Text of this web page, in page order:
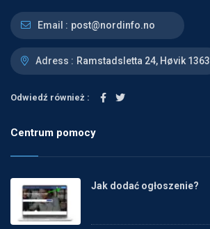
Email : post@nordinfo.no
Adress : Ramstadsletta 24, Høvik 1363
Odwiedź również :
Centrum pomocy
Jak dodać ogłoszenie?